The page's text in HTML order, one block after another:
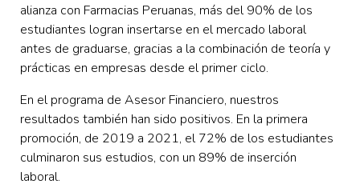
alianza con Farmacias Peruanas, más del 90% de los
estudiantes logran insertarse en el mercado laboral
antes de graduarse, gracias a la combinación de teoría y
prácticas en empresas desde el primer ciclo.
En el programa de Asesor Financiero, nuestros
resultados también han sido positivos. En la primera
promoción, de 2019 a 2021, el 72% de los estudiantes
culminaron sus estudios, con un 89% de inserción
laboral.